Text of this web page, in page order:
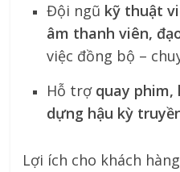
Đội ngũ kỹ thuật
âm thanh viên,
việc đồng bộ –
Hỗ trợ quay phim,
dựng hậu kỳ
Lợi ích cho khách